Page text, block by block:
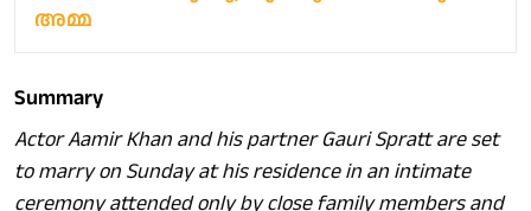
അമ്മ
Summary
Actor Aamir Khan and his partner Gauri Spratt are set
to marry on Sunday at his residence in an intimate
ceremony attended only by close family members and